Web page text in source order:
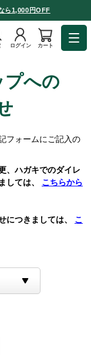
ら1,000円OFF
ログイン カート
プへの
フォームにご記入の
、ハガキでのダイレ
しては、 こちらから
につきましては、 こ